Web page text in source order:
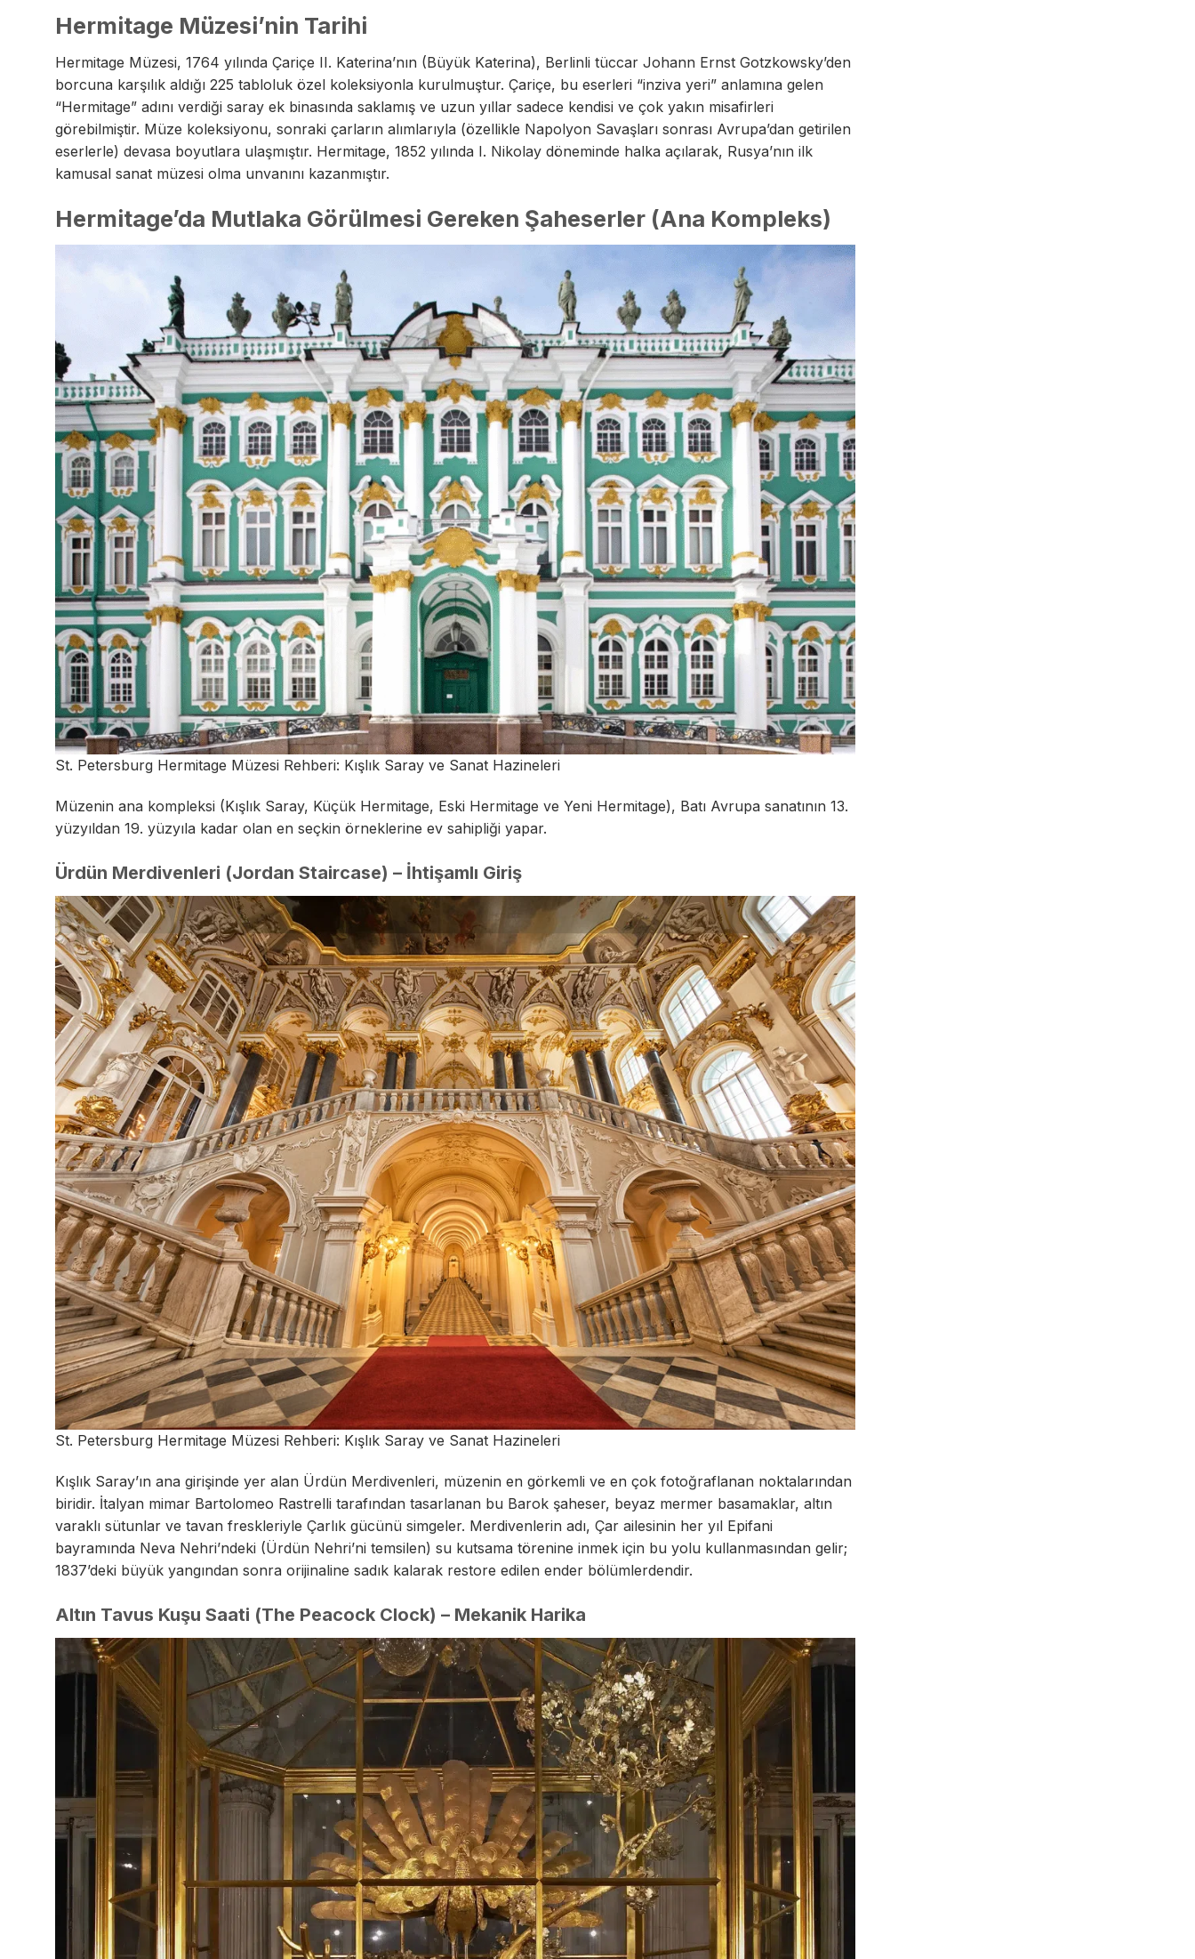
Hermitage Müzesi’nin Tarihi
Hermitage Müzesi, 1764 yılında Çariçe II. Katerina’nın (Büyük Katerina), Berlinli tüccar Johann Ernst Gotzkowsky’den
borcuna karşılık aldığı 225 tabloluk özel koleksiyonla kurulmuştur. Çariçe, bu eserleri “inziva yeri” anlamına gelen
“Hermitage” adını verdiği saray ek binasında saklamış ve uzun yıllar sadece kendisi ve çok yakın misafirleri
görebilmiştir. Müze koleksiyonu, sonraki çarların alımlarıyla (özellikle Napolyon Savaşları sonrası Avrupa’dan getirilen
eserlerle) devasa boyutlara ulaşmıştır. Hermitage, 1852 yılında I. Nikolay döneminde halka açılarak, Rusya’nın ilk
kamusal sanat müzesi olma unvanını kazanmıştır.
Hermitage’da Mutlaka Görülmesi Gereken Şaheserler (Ana Kompleks)
St. Petersburg Hermitage Müzesi Rehberi: Kışlık Saray ve Sanat Hazineleri
Müzenin ana kompleksi (Kışlık Saray, Küçük Hermitage, Eski Hermitage ve Yeni Hermitage), Batı Avrupa sanatının 13.
yüzyıldan 19. yüzyıla kadar olan en seçkin örneklerine ev sahipliği yapar.
Ürdün Merdivenleri (Jordan Staircase) – İhtişamlı Giriş
St. Petersburg Hermitage Müzesi Rehberi: Kışlık Saray ve Sanat Hazineleri
Kışlık Saray’ın ana girişinde yer alan Ürdün Merdivenleri, müzenin en görkemli ve en çok fotoğraflanan noktalarından
biridir. İtalyan mimar Bartolomeo Rastrelli tarafından tasarlanan bu Barok şaheser, beyaz mermer basamaklar, altın
varaklı sütunlar ve tavan freskleriyle Çarlık gücünü simgeler. Merdivenlerin adı, Çar ailesinin her yıl Epifani
bayramında Neva Nehri’ndeki (Ürdün Nehri’ni temsilen) su kutsama törenine inmek için bu yolu kullanmasından gelir;
1837’deki büyük yangından sonra orijinaline sadık kalarak restore edilen ender bölümlerdendir.
Altın Tavus Kuşu Saati (The Peacock Clock) – Mekanik Harika